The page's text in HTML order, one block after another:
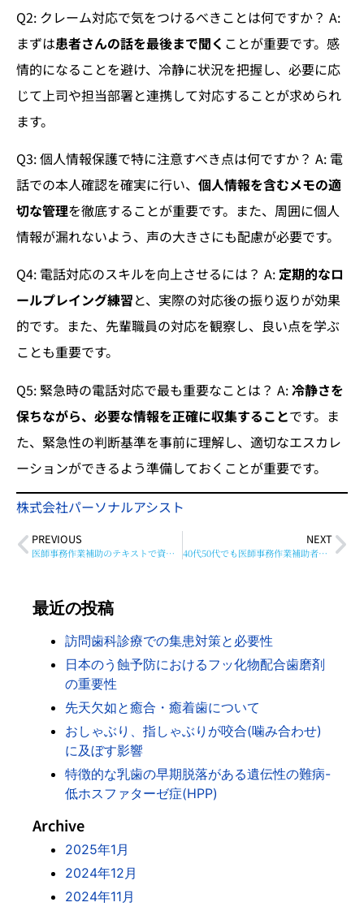
Q2: クレーム対応で気をつけるべきことは何ですか？ A:
まずは患者さんの話を最後まで聞く ことが重要です。感
情的になることを避け、冷静に状況を把握し、必要に応
じて上司や担当部署と連携して対応することが求められ
ます。
Q3: 個人情報保護で特に注意すべき点は何ですか？ A: 電
話での本人確認を確実に行い、 個人情報を含むメモの適
切な管理を徹底することが重要です。また、周囲に個人
情報が漏れないよう、声の大きさにも配慮が必要です。
Q4: 電話対応のスキルを向上させるには？ A: 定期的なロ
ールプレイング練習と、実際の対応後の振り返りが効果
的です。また、先輩職員の対応を観察し、良い点を学ぶ
ことも重要です。
Q5: 緊急時の電話対応で最も重要なことは？ A:冷静さを
保ちながら、必要な情報を正確に収集することです。ま
た、緊急性の判断基準を事前に理解し、適切なエスカレ
ーションができるよう準備しておくことが重要です。
株式会社パーソナルアシスト
PREVIOUS
医師事務作業補助のテキストで資格取得！
NEXT
40代50代でも医師事務作業補助者になれる？求人情報もチェック！
最近の投稿
訪問歯科診療での集患対策と必要性
日本のう蝕予防におけるフッ化物配合歯磨剤
の重要性
先天欠如と癒合・癒着歯について
おしゃぶり、指しゃぶりが咬合(噛み合わせ)
に及ぼす影響
特徴的な乳歯の早期脱落がある遺伝性の難病-
低ホスファターゼ症(HPP)
Archive
2025年1月
2024年12月
2024年11月